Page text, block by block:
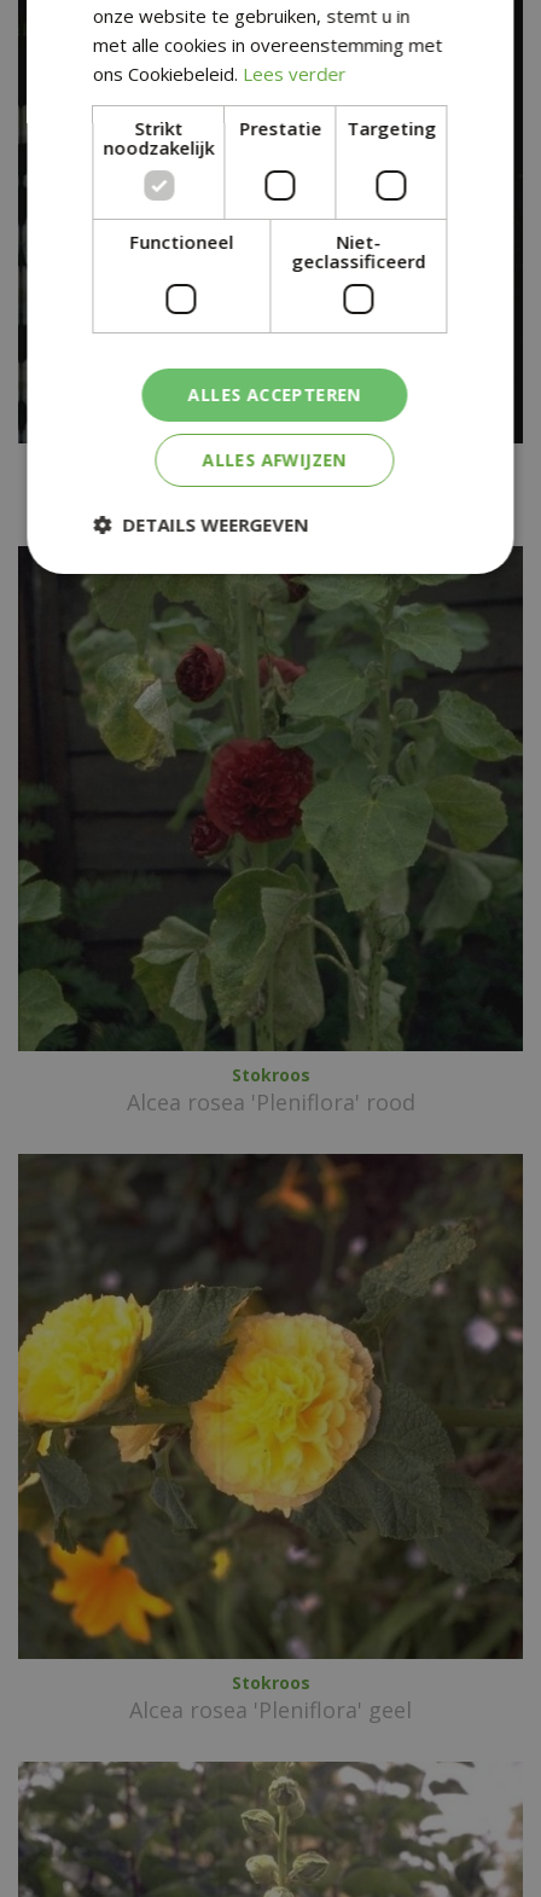
Stokroos
Alcea rosea 'Pleniflora' wit
Stokroos
Alcea rosea 'Pleniflora' rood
Stokroos
Alcea rosea 'Pleniflora' geel
onze website te gebruiken, stemt u in
met alle cookies in overeenstemming met
ons Cookiebeleid. Lees verder
Strikt
noodzakelijk
Prestatie Targeting
Functioneel
Niet-
geclassificeerd
ALLES ACCEPTEREN
ALLES AFWIJZEN
DETAILS WEERGEVEN